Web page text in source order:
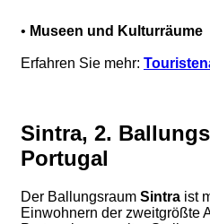
• Museen und Kulturräume
Erfahren Sie mehr:
Sintra, 2.
Portugal
Der Ballungsraum Sintra ist
Einwohnern der zweitgrößte